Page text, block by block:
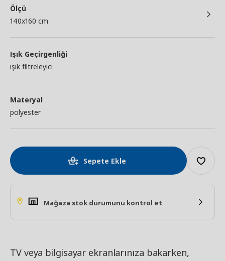
Ölçü
140x160 cm
Işık Geçirgenliği
ışık filtreleyici
Materyal
polyester
Sepete Ekle
Mağaza stok durumunu kontrol et
TV veya bilgisayar ekranlarınıza bakarken,